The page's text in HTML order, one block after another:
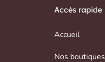
Accès rapide
Accueil
Nos boutiques